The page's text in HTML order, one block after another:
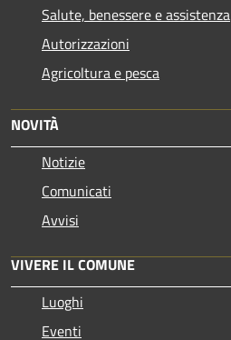
Salute, benessere e assistenza
Autorizzazioni
Agricoltura e pesca
NOVITÀ
Notizie
Comunicati
Avvisi
VIVERE IL COMUNE
Luoghi
Eventi